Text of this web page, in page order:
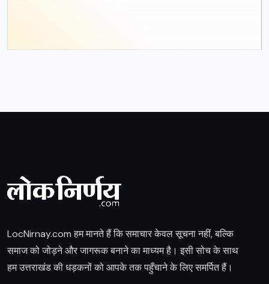
LocNirnay.com हम मानते हैं कि समाचार केवल सूचना नहीं, बल्कि
समाज को जोड़ने और जागरूक बनाने का माध्यम है। इसी सोच के साथ
हम उत्तराखंड की धड़कनों को आपके तक पहुँचाने के लिए समर्पित हैं।